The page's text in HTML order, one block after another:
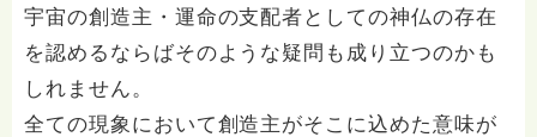
宇宙の創造主・運命の支配者としての神仏の存在
を認めるならばそのような疑問も成り立つのかも
しれません。
全ての現象において創造主がそこに込めた意味が